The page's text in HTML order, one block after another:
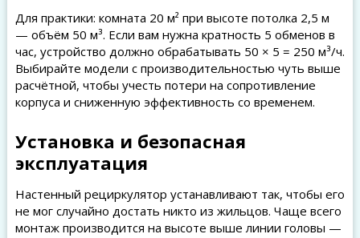
Для практики: комната 20 м² при высоте потолка 2,5 м
— объём 50 м³. Если вам нужна кратность 5 обменов в
час, устройство должно обрабатывать 50 × 5 = 250 м³/ч.
Выбирайте модели с производительностью чуть выше
расчётной, чтобы учесть потери на сопротивление
корпуса и сниженную эффективность со временем.
Установка и безопасная
эксплуатация
Настенный рециркулятор устанавливают так, чтобы его
не мог случайно достать никто из жильцов. Чаще всего
монтаж производится на высоте выше линии головы —